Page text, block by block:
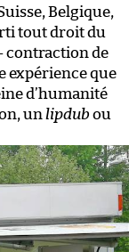
Belgique,
tout droit du
contraction de
expérience que
d’humanité
un lipdub ou